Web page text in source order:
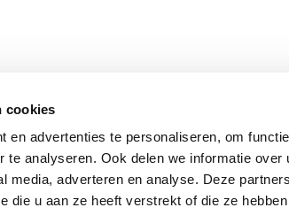
cookies
en advertenties te personaliseren, om
te analyseren. Ook delen we informatie over
media, adverteren en analyse. Deze
die u aan ze heeft verstrekt of die ze
500
wegen
Een